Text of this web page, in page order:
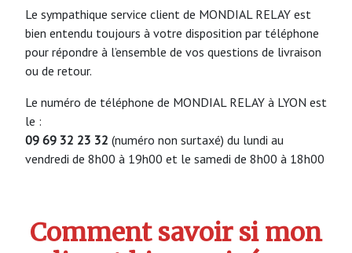
Le sympathique service client de MONDIAL RELAY est
bien entendu toujours à votre disposition par téléphone
pour répondre à l’ensemble de vos questions de livraison
ou de retour.
Le numéro de téléphone de MONDIAL RELAY à LYON est
le :
09 69 32 23 32 (numéro non surtaxé) du lundi au
vendredi de 8h00 à 19h00 et le samedi de 8h00 à 18h00
Comment savoir si mon